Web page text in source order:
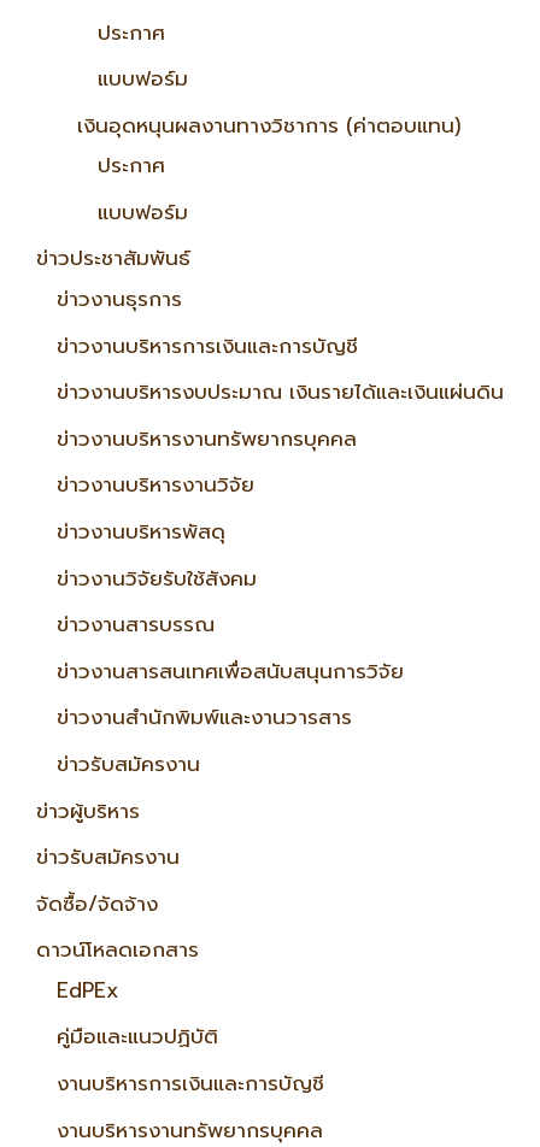
ประกาศ
แบบฟอร์ม
เงินอุดหนุนผลงานทางวิชาการ (ค่าตอบแทน)
ประกาศ
แบบฟอร์ม
ข่าวประชาสัมพันธ์
ข่าวงานธุรการ
ข่าวงานบริหารการเงินและการบัญชี
ข่าวงานบริหารงบประมาณ เงินรายได้และเงินแผ่นดิน
ข่าวงานบริหารงานทรัพยากรบุคคล
ข่าวงานบริหารงานวิจัย
ข่าวงานบริหารพัสดุ
ข่าวงานวิจัยรับใช้สังคม
ข่าวงานสารบรรณ
ข่าวงานสารสนเทศเพื่อสนับสนุนการวิจัย
ข่าวงานสำนักพิมพ์และงานวารสาร
ข่าวรับสมัครงาน
ข่าวผู้บริหาร
ข่าวรับสมัครงาน
จัดซื้อ/จัดจ้าง
ดาวน์โหลดเอกสาร
EdPEx
คู่มือและแนวปฏิบัติ
งานบริหารการเงินและการบัญชี
งานบริหารงานทรัพยากรบุคคล